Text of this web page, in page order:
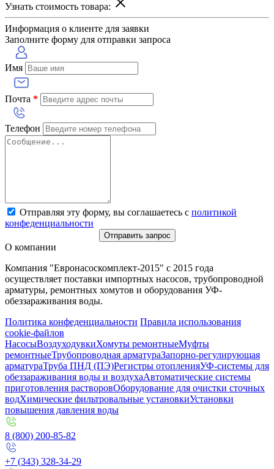
Узнать стоимость товара:
Информация о клиенте для заявки
Заполните форму для отправки запроса
Имя
Почта *
Телефон
Отправляя эту форму, вы соглашаетесь с политикой
конфеденциальности
Отправить запрос
О компании
Компания "Евронасоскомплект-2015" с 2015 года
осуществляет поставки импортных насосов, трубопроводной
арматуры, ремонтных хомутов и оборудования УФ-
обеззараживания воды.
Политика конфеденциальности Правила использования
cookie-файлов
НасосыВоздуходувкиХомуты ремонтныеМуфты
ремонтныеТрубопроводная арматураЗапорно-регулирующая
арматураТруба ПНД (ПЭ)Регистры отопленияУФ-системы для
обеззараживания воды и воздухаАвтоматические системы
приготовления растворовОборудование для очистки сточных
водХимические фильтровальные установкиУстановки
повышения давления воды
8 (800) 200-85-82
+7 (343) 328-34-29